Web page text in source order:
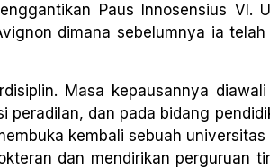
Paus Innosensius VI.
dimana sebelumnya ia
Masa kepausannya
dan pada bidang
kembali sebuah
dan mendirikan perguruan